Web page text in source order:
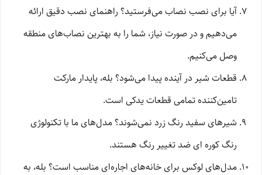
آیا برای نصب نصاب می‌فرستید؟ راهنمای نصب دقیق ارائه
می‌دهیم و در صورت نیاز، شما را به بهترین نصاب‌های منطقه
وصل می‌کنیم.
قطعات شیر در آینده پیدا می‌شود؟ بله، پایدار مارکت
تامین‌کننده تمامی قطعات یدکی است.
شیرهای سفید رنگ زرد نمی‌شوند؟ مدل‌های ما با تکنولوژی
رنگ کوره ای ضد تغییر رنگ هستند.
مدل‌های لوکس برای خانه‌های اجاره‌ای مناسب است؟ بله، به